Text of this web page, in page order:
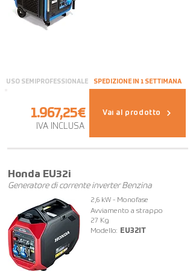
USO SEMIPROFESSIONALE SPEDIZIONE IN 1 SETTIMANA
1.967,25€
IVA INCLUSA
Vai al prodotto
Honda EU32i
Generatore di corrente inverter Benzina
2,6 kW - Monofase
Avviamento a strappo
27 Kg
Modello:
EU32IT